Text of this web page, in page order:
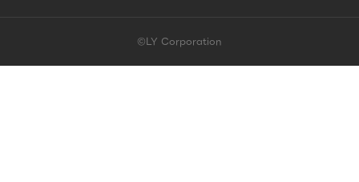
©LY Corporation
このコンテンツは掲載が終了しました | LINE占い